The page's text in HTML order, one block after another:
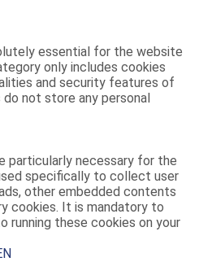
essential for the website
only includes cookies
and security features of
not store any personal
particularly necessary for the
specifically to collect user
other embedded contents
cookies. It is mandatory to
running these cookies on your